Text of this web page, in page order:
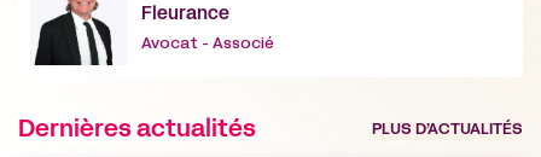
Fleurance
Avocat - Associé
Dernières actualités PLUS D’ACTUALITÉS